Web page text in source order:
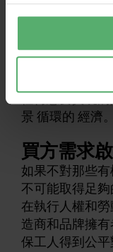
的時間段內可
創收並不完全
反，製造耐用
設計使用壽命
品都可以在技
任何想要實現
景 循環的 經濟。
買方需求
如果不對那些
不可能取得足
在執行人權和
造商和品牌擁
保工人得到公平